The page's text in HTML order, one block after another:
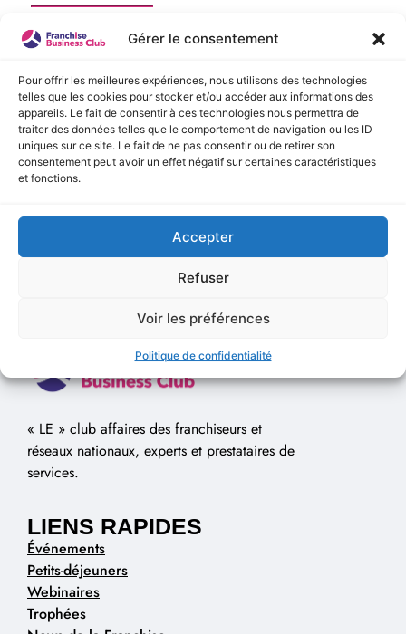
Gérer le consentement
Pour offrir les meilleures expériences, nous utilisons des technologies
telles que les cookies pour stocker et/ou accéder aux informations des
appareils. Le fait de consentir à ces technologies nous permettra de
traiter des données telles que le comportement de navigation ou les ID
uniques sur ce site. Le fait de ne pas consentir ou de retirer son
consentement peut avoir un effet négatif sur certaines caractéristiques
et fonctions.
Accepter
Refuser
Voir les préférences
Politique de confidentialité
Aucune présentation n'est disponible
actuellement !
Vidéo de Présentation
Aucune vidéo disponible.
« LE » club affaires des franchiseurs et
réseaux nationaux, experts et prestataires de
services.
LIENS RAPIDES
Événements
Petits-déjeuners
Webinaires
Trophées